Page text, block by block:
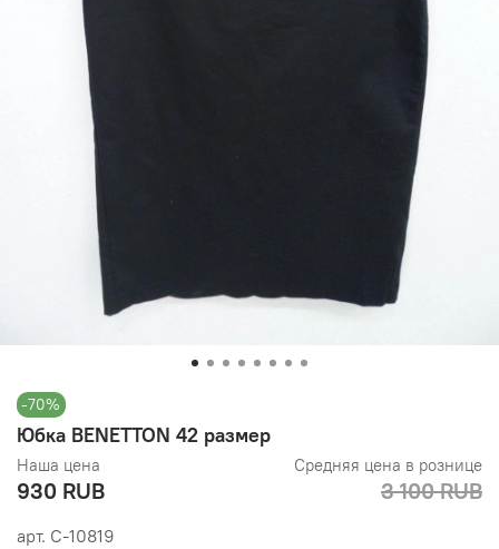
-70%
арт. С-10819
Юбка BENETTON 42 размер
Наша цена
930 RUB
Средняя цена в рознице
3 100 RUB